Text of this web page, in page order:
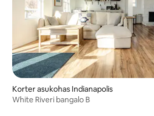
Korter asukohas Indianapolis
White Riveri bangalo B